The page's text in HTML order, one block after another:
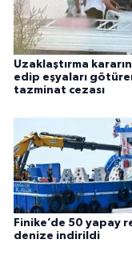
Uzaklaştırma
edip eşyaları
tazminat cezası
Finike’de 50 yapay
denize indirildi